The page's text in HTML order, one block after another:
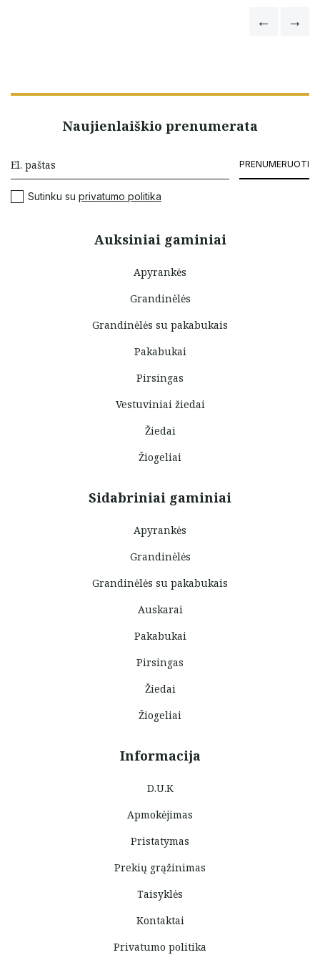
Auksiniai gaminiai
Apyrankės
Grandinėlės
Grandinėlės su pakabukais
Pakabukai
Pirsingas
Vestuviniai žiedai
Žiedai
Žiogeliai
Sidabriniai gaminiai
Apyrankės
Grandinėlės
Grandinėlės su pakabukais
Auskarai
Pakabukai
Pirsingas
Žiedai
Žiogeliai
Informacija
D.U.K
Apmokėjimas
Pristatymas
Prekių grąžinimas
Taisyklės
Kontaktai
Privatumo politika
Naujienlaiškio prenumerata
PRENUMERUOTI
Sutinku su privatumo politika